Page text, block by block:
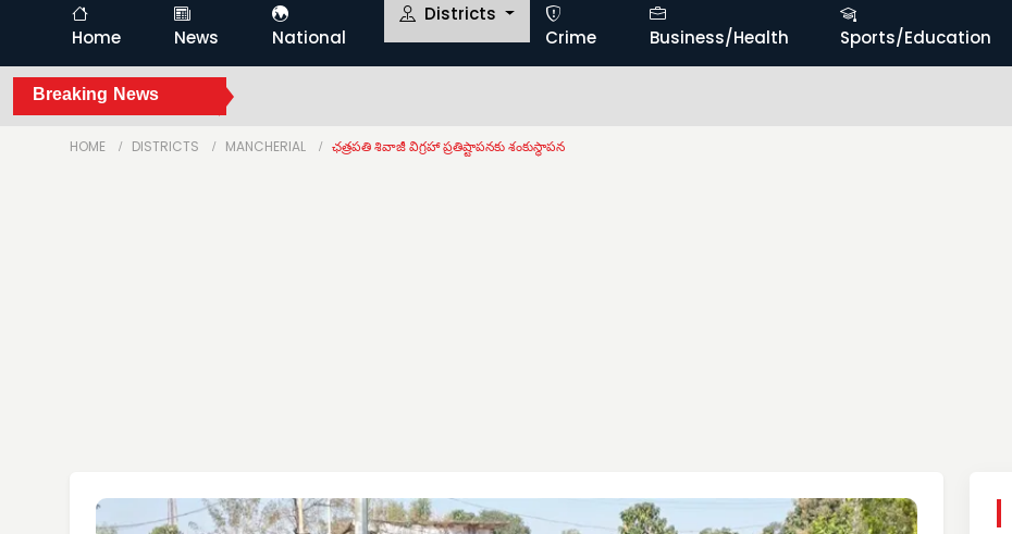
Home News National
Districts
Crime
Business/Health Sports/Education
Breaking News
HOME DISTRICTS MANCHERIAL ఛత్రపతి శివాజీ విగ్రహా ప్రతిష్టాపనకు శంకుస్థాపన